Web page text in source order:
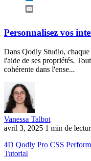
Personnalisez vos
Dans Qodly Studio,
l'aide de ses propriétés.
cohérente dans l'ense...
Vanessa Talbot
avril 3, 2025 1 min de
4D Qodly Pro CSS
Tutorial